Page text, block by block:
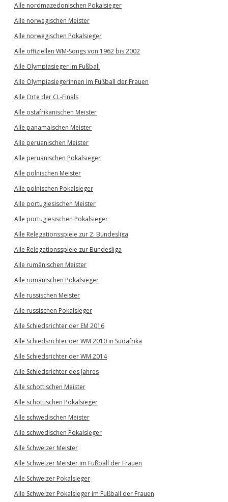
Alle nordmazedonischen Pokalsieger
Alle norwegischen Meister
Alle norwegischen Pokalsieger
Alle offiziellen WM-Songs von 1962 bis 2002
Alle Olympiasieger im Fußball
Alle Olympiasiegerinnen im Fußball der Frauen
Alle Orte der CL-Finals
Alle ostafrikanischen Meister
Alle panamaischen Meister
Alle peruanischen Meister
Alle peruanischen Pokalsieger
Alle polnischen Meister
Alle polnischen Pokalsieger
Alle portugiesischen Meister
Alle portugiesischen Pokalsieger
Alle Relegationsspiele zur 2. Bundesliga
Alle Relegationsspiele zur Bundesliga
Alle rumänischen Meister
Alle rumänischen Pokalsieger
Alle russischen Meister
Alle russischen Pokalsieger
Alle Schiedsrichter der EM 2016
Alle Schiedsrichter der WM 2010 in Südafrika
Alle Schiedsrichter der WM 2014
Alle Schiedsrichter des Jahres
Alle schottischen Meister
Alle schottischen Pokalsieger
Alle schwedischen Meister
Alle schwedischen Pokalsieger
Alle Schweizer Meister
Alle Schweizer Meister im Fußball der Frauen
Alle Schweizer Pokalsieger
Alle Schweizer Pokalsieger im Fußball der Frauen